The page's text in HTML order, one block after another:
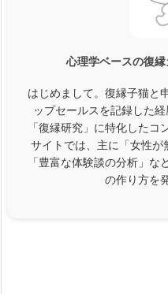
心理学ベースの復縁
はじめまして。復縁子猫と
ップセールスを記録した
「復縁研究」に特化した
サイトでは、主に「女性が
「豊富な体験談の分析」
の作り方を